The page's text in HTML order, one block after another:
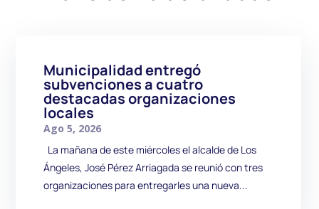
Municipalidad entregó
subvenciones a cuatro
destacadas organizaciones
locales
Ago 5, 2026
La mañana de este miércoles el alcalde de Los
Ángeles, José Pérez Arriagada se reunió con tres
organizaciones para entregarles una nueva...